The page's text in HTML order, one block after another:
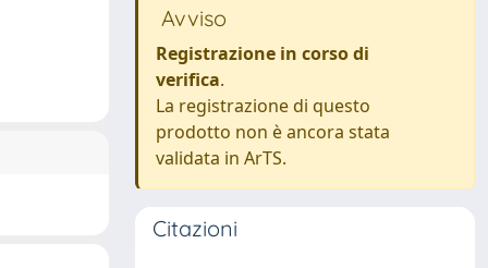
Avviso
Registrazione in corso di
verifica.
La registrazione di questo
prodotto non è ancora stata
validata in ArTS.
Citazioni